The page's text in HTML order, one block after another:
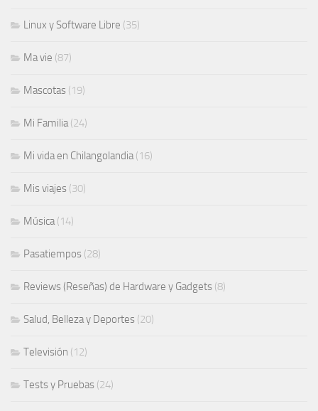
Linux y Software Libre (35)
Ma vie (87)
Mascotas (19)
Mi Familia(24)
Mi vida en Chilangolandia(16)
Mis viajes (30)
Música(14)
Pasatiempos (28)
Reviews (Reseñas) de Hardware y Gadgets (8)
Salud, Belleza y Deportes (20)
Televisión (12)
Tests y Pruebas (24)